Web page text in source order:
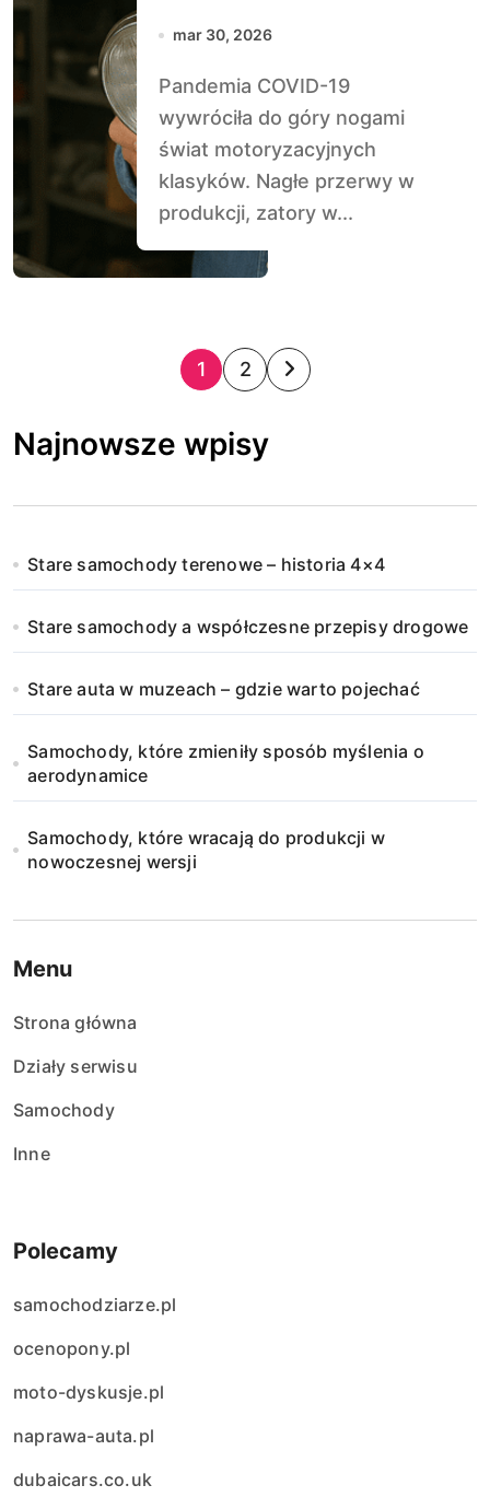
części do
mar 30, 2026
Pandemia COVID-19
wywróciła do góry nogami
świat motoryzacyjnych
klasyków. Nagłe przerwy w
produkcji, zatory w...
S
r
o
n
i
c
o
w
a
i
1 2
Najnowsze wpisy
Stare samochody terenowe – historia 4×4
Stare samochody a współczesne przepisy drogowe
Stare auta w muzeach – gdzie warto pojechać
Samochody, które zmieniły sposób myślenia o
aerodynamice
Samochody, które wracają do produkcji w
nowoczesnej wersji
Menu
Strona główna
Działy serwisu
Samochody
Inne
Polecamy
samochodziarze.pl
ocenopony.pl
moto-dyskusje.pl
naprawa-auta.pl
dubaicars.co.uk